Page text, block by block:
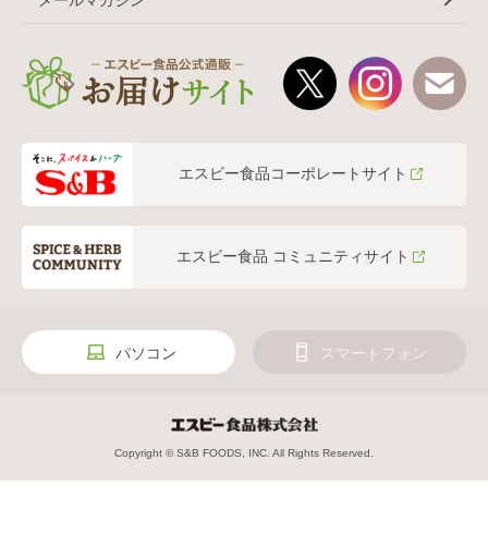
エスビー食品コーポレートサイト
エスビー食品 コミュニティサイト
パソコン スマートフォン
Copyright © S&B FOODS, INC. All Rights Reserved.